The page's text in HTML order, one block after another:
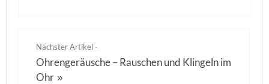
Nächster Artikel -
Ohrengeräusche – Rauschen und Klingeln im
Ohr »